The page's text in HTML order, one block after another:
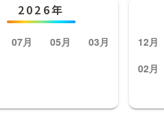
2026年
07月 05月 03月 12月
02月